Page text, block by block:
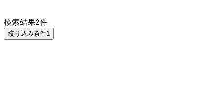
検索結果2件
絞り込み条件1